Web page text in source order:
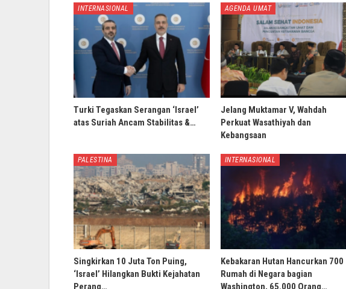
INTERNASIONAL
Turki Tegaskan Serangan ‘Israel’
atas Suriah Ancam Stabilitas &…
AGENDA UMAT
Jelang Muktamar V, Wahdah
Perkuat Wasathiyah dan
Kebangsaan
PALESTINA
Singkirkan 10 Juta Ton Puing,
‘Israel’ Hilangkan Bukti Kejahatan
Perang…
INTERNASIONAL
Kebakaran Hutan Hancurkan 700
Rumah di Negara bagian
Washington, 65.000 Orang…